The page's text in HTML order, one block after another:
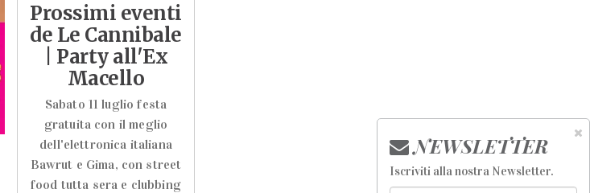
Prossimi eventi
de Le Cannibale
| Party all'Ex
Macello
Sabato 11 luglio festa
gratuita con il meglio
dell'elettronica italiana
Bawrut e Gima, con street
food tutta sera e clubbing
NEWSLETTER
Iscriviti alla nostra Newsletter.